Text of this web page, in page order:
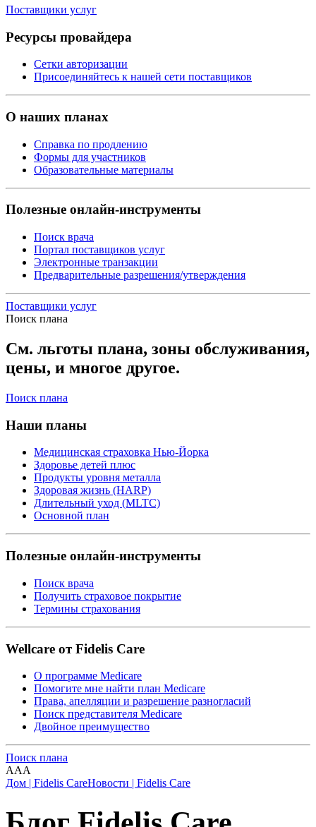
Поставщики услуг
Ресурсы провайдера
Сетки авторизации
Присоединяйтесь к нашей сети поставщиков
О наших планах
Справка по продлению
Формы для участников
Образовательные материалы
Полезные онлайн-инструменты
Поиск врача
Портал поставщиков услуг
Электронные транзакции
Предварительные разрешения/утверждения
Поставщики услуг
Поиск плана
См. льготы плана, зоны обслуживания,
цены, и многое другое.
Поиск плана
Наши планы
Медицинская страховка Нью-Йорка
Здоровье детей плюс
Продукты уровня металла
Здоровая жизнь (HARP)
Длительный уход (MLTC)
Основной план
Полезные онлайн-инструменты
Поиск врача
Получить страховое покрытие
Термины страхования
Wellcare от Fidelis Care
О программе Medicare
Помогите мне найти план Medicare
Права, апелляции и разрешение разногласий
Поиск представителя Medicare
Двойное преимущество
Поиск плана
AAA
Дом | Fidelis CareНовости | Fidelis Care